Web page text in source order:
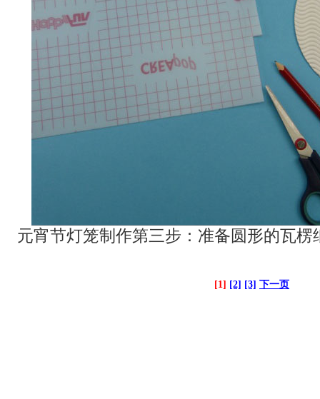
元宵节灯笼制作第三步：准备圆形的瓦楞
[1] [2] [3] 下一页